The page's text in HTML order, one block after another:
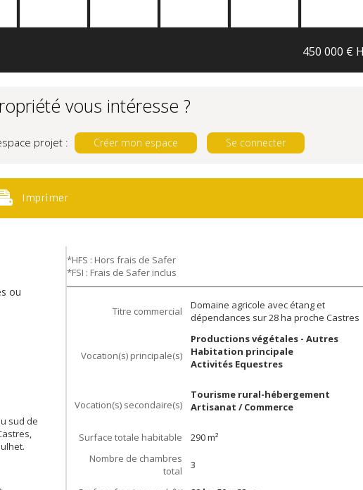
450 000 €
vous intéresse ?
projet : Créer mon espace Se connecter
Imprimer
ou
sud de
*HFS : Hors frais de Safer
*FSI : Frais de Safer inclus
Titre commercial
Domaine agricole avec étang et
dépendances sur 28 ha proche Castres
Vocation(s) principale(s)
Productions végétales - Autres
Habitation principale
Activités Equestres
Vocation(s) secondaire(s)
Tourisme rural-hébergement
Artisanat / Commerce
Surface totale habitable 290m²
Nombre de chambres
total
3